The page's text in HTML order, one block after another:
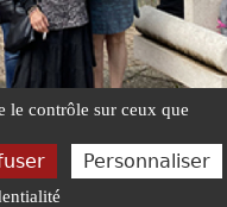
des cookies-Politique de
le contrôle sur ceux que
Personnaliser